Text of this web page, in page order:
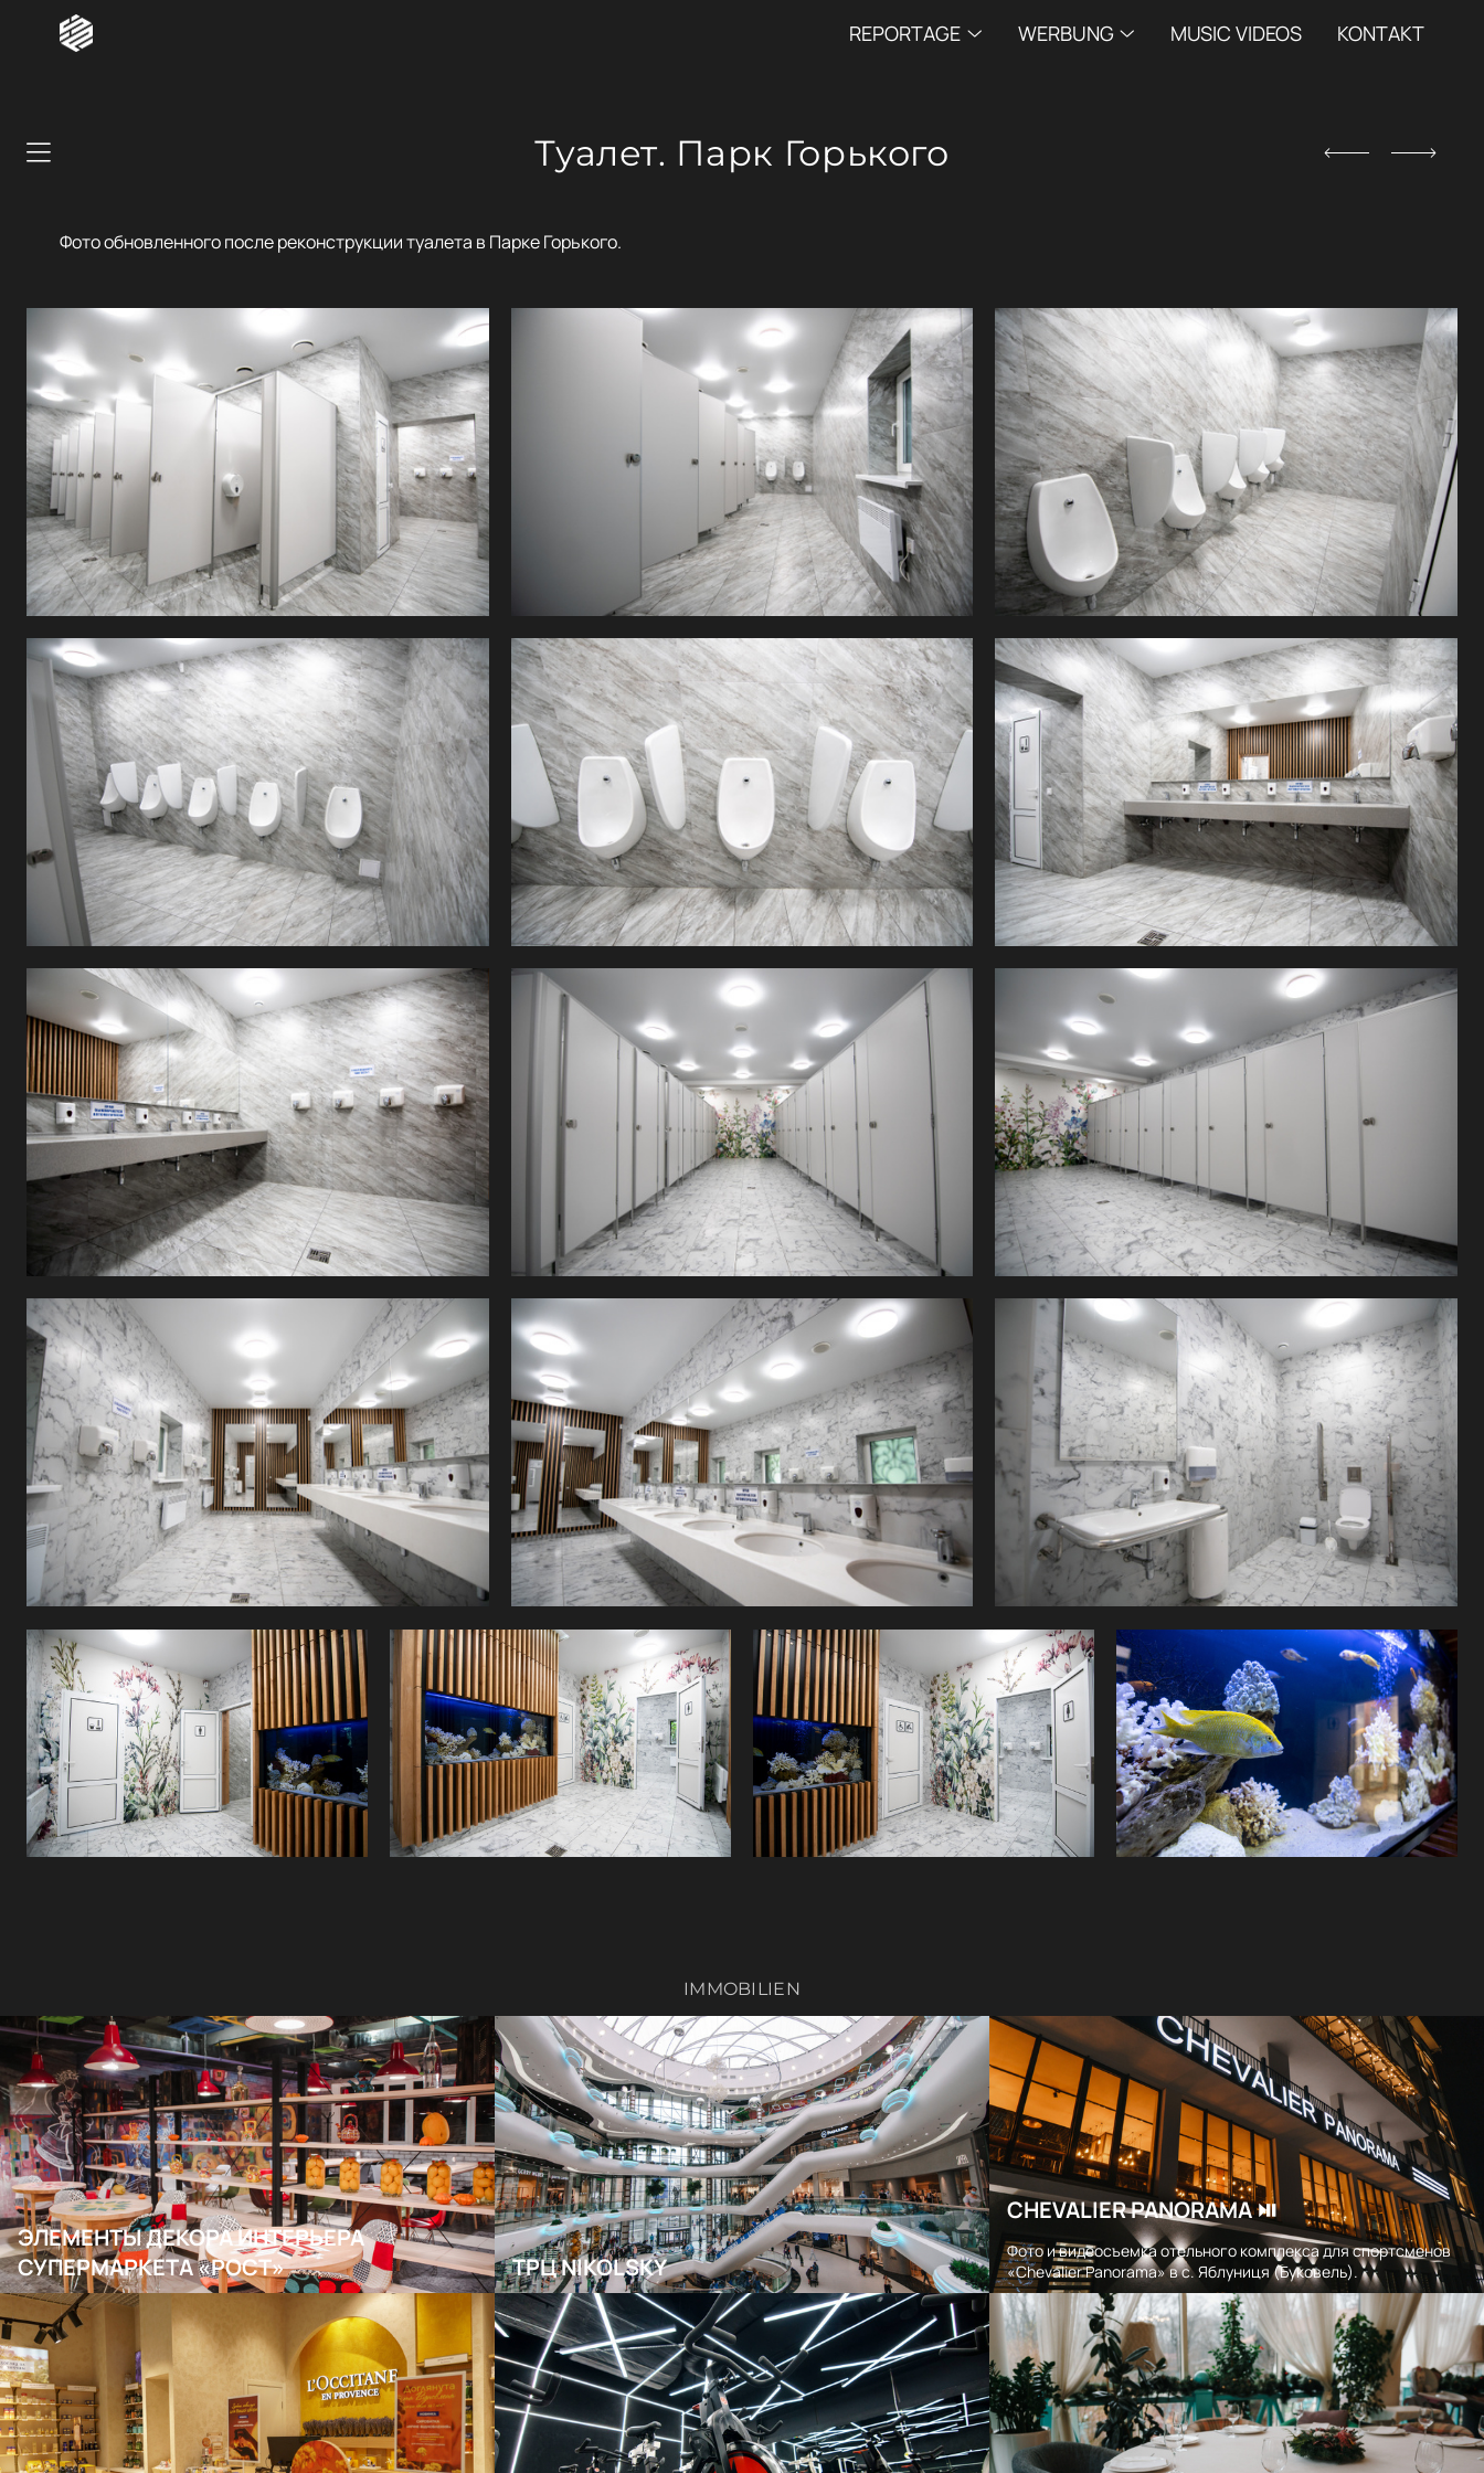
REPORTAGE WERBUNG MUSIC VIDEOS KONTAKT
Туалет. Парк Горького
Фото обновленного после реконструкции туалета в Парке Горького.
IMMOBILIEN
ЭЛЕМЕНТЫ ДЕКОРА ИНТЕРЬЕРА
СУПЕРМАРКЕТА «РОСТ»
ТРЦ NIKOLSKY
CHEVALIER PANORAMA ⏯
Фото и видеосъемка отельного комплекса для спортсменов
«Chevalier Panorama» в с. Яблуниця (Буковель).